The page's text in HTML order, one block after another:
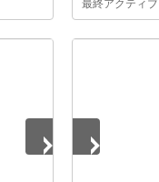
最終アクティ